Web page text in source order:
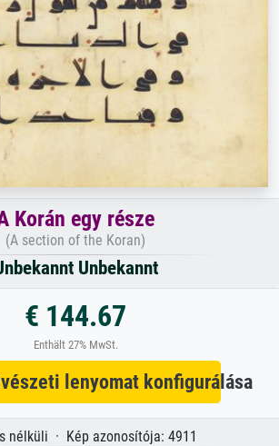
Korán egy része
(A section of the Koran)
Unbekannt
€ 144.67
Enthält 27% MwSt.
lenyomat konfigurálása
nélküli · Kép azonosítója: 4911